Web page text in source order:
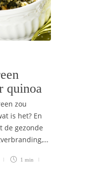
quinoa
zou
is het? En
de gezonde
1 min